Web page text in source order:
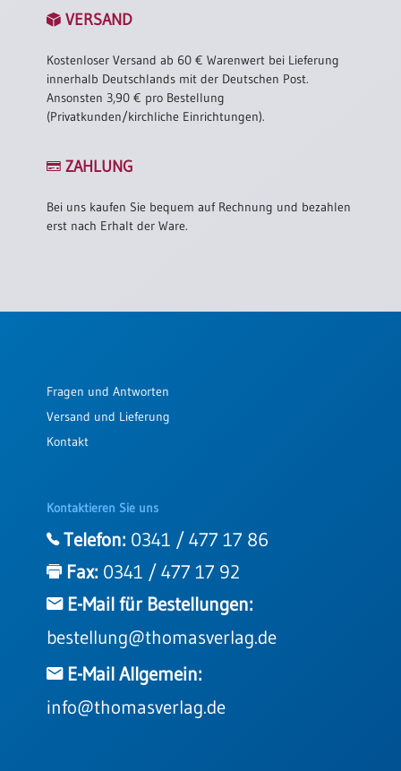
VERSAND
Kostenloser Versand ab 60 € Warenwert bei Lieferung
innerhalb Deutschlands mit der Deutschen Post.
Ansonsten 3,90 € pro Bestellung
(Privatkunden/kirchliche Einrichtungen).
ZAHLUNG
Bei uns kaufen Sie bequem auf Rechnung und bezahlen
erst nach Erhalt der Ware.
Fragen und Antworten
Versand und Lieferung
Kontakt
Kontaktieren Sie uns
Telefon: 0341 / 477 17 86
Fax: 0341 / 477 17 92
E-Mail für Bestellungen:
bestellung@thomasverlag.de
E-Mail Allgemein:
info@thomasverlag.de